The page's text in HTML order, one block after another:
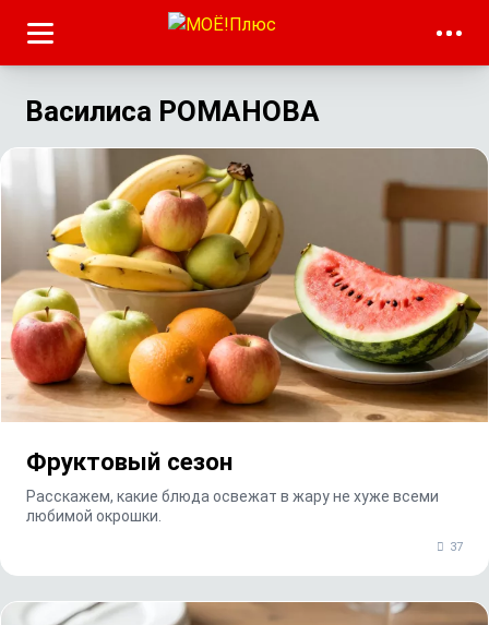
Василиса РОМАНОВА
Фруктовый сезон
Расскажем, какие блюда освежат в жару не хуже всеми
любимой окрошки.
37